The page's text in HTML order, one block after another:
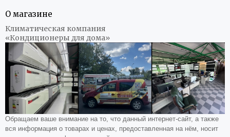
О магазине
Климатическая компания
«Кондиционеры для дома»
Обращаем ваше внимание на то, что данный интернет-сайт, а также
вся информация о товарах и ценах, предоставленная на нём, носит